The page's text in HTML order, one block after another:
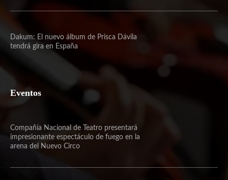
Dakum: El nuevo álbum de Prisca Dávila
tendrá gira en España
Eventos
Compañía Nacional de Teatro presentará
impresionante espectáculo de fuego en la
arena del Nuevo Circo